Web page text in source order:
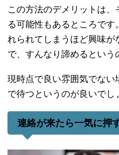
この方法のデメリットは
る可能性もあるところで
れられてしまうほど興味が
で、すんなり諦めるという
現時点で良い雰囲気でない
で待つというのが良いでし
連絡が来たら一気に押